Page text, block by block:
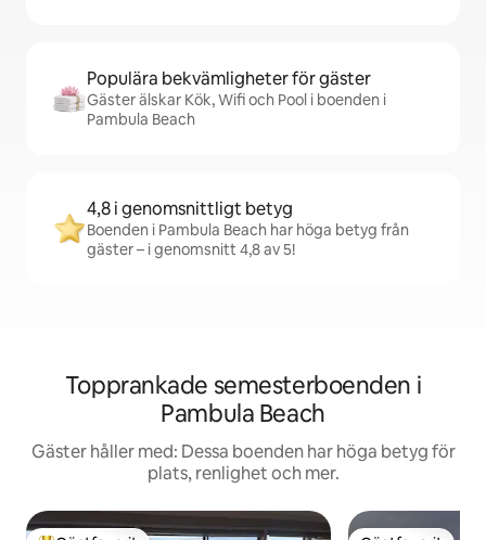
Populära bekvämligheter för gäster
Gäster älskar Kök, Wifi och Pool i boenden i
Pambula Beach
4,8 i genomsnittligt betyg
Boenden i Pambula Beach har höga betyg från
gäster – i genomsnitt 4,8 av 5!
Topprankade semesterboenden i
Pambula Beach
Gäster håller med: Dessa boenden har höga betyg för
plats, renlighet och mer.